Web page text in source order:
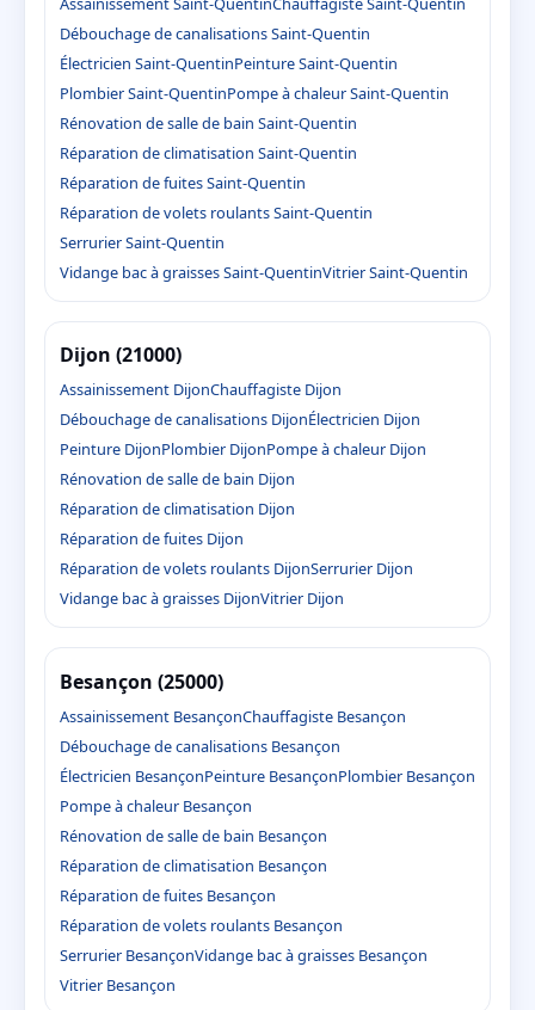
Débouchage de canalisations Saint-Quentin
Électricien Saint-QuentinPeinture Saint-Quentin
Plombier Saint-QuentinPompe à chaleur Saint-Quentin
Rénovation de salle de bain Saint-Quentin
Réparation de climatisation Saint-Quentin
Réparation de fuites Saint-Quentin
Réparation de volets roulants Saint-Quentin
Serrurier Saint-Quentin
Vidange bac à graisses Saint-QuentinVitrier Saint-Quentin
Dijon (21000)
Assainissement DijonChauffagiste Dijon
Débouchage de canalisations DijonÉlectricien Dijon
Peinture DijonPlombier DijonPompe à chaleur Dijon
Rénovation de salle de bain Dijon
Réparation de climatisation Dijon
Réparation de fuites Dijon
Réparation de volets roulants DijonSerrurier Dijon
Vidange bac à graisses DijonVitrier Dijon
Besançon (25000)
Assainissement BesançonChauffagiste Besançon
Débouchage de canalisations Besançon
Électricien BesançonPeinture BesançonPlombier Besançon
Pompe à chaleur Besançon
Rénovation de salle de bain Besançon
Réparation de climatisation Besançon
Réparation de fuites Besançon
Réparation de volets roulants Besançon
Serrurier BesançonVidange bac à graisses Besançon
Vitrier Besançon